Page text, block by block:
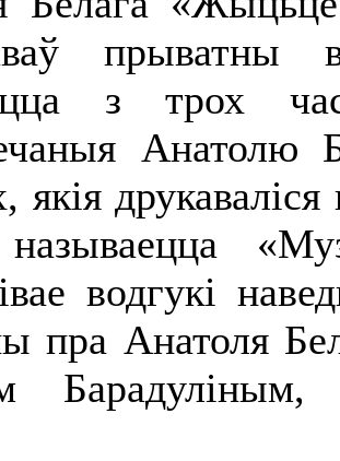
прыватны
з трох
якія
называецца
водгукі
пра Анатоля